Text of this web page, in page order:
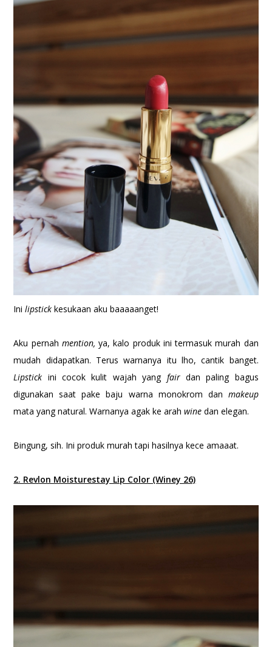
Inilipstickkesukaan aku baaaaanget!
Aku pernah mention,ya, kalo produk ini termasuk murah dan
mudah didapatkan. Terus warnanya itu lho, cantik banget.
Lipstick ini cocok kulit wajah yang fairdan paling bagus
digunakan saat pake baju warna monokrom dan makeup
mata yang natural. Warnanya agak ke arahwinedan elegan.
Bingung, sih. Ini produk murah tapi hasilnya kece amaaat.
2. Revlon Moisturestay Lip Color (Winey 26)